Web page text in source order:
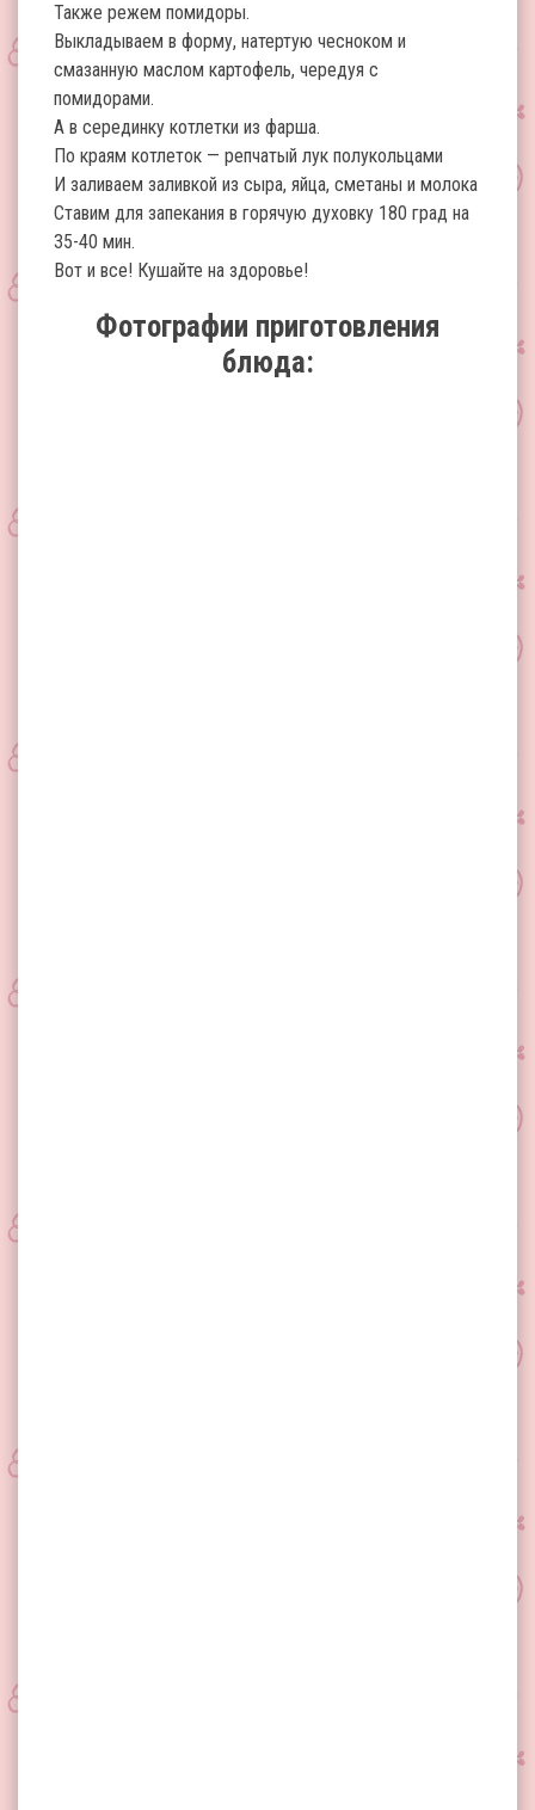
Также режем помидоры.
Выкладываем в форму, натертую чесноком и
смазанную маслом картофель, чередуя с
помидорами.
А в серединку котлетки из фарша.
По краям котлеток — репчатый лук полукольцами
И заливаем заливкой из сыра, яйца, сметаны и молока
Ставим для запекания в горячую духовку 180 град на
35-40 мин.
Вот и все! Кушайте на здоровье!
Фотографии приготовления
блюда: